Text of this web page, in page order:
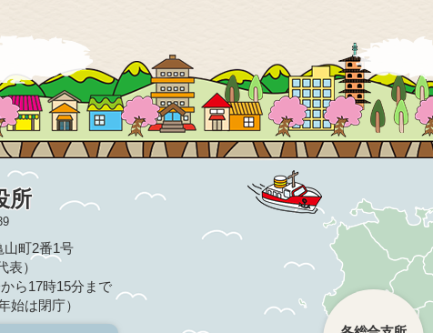
所
町2番1号
表）
ら17時15分まで
始は閉庁）